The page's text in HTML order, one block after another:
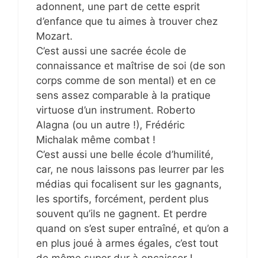
adonnent, une part de cette esprit
d’enfance que tu aimes à trouver chez
Mozart.
C’est aussi une sacrée école de
connaissance et maîtrise de soi (de son
corps comme de son mental) et en ce
sens assez comparable à la pratique
virtuose d’un instrument. Roberto
Alagna (ou un autre !), Frédéric
Michalak même combat !
C’est aussi une belle école d’humilité,
car, ne nous laissons pas leurrer par les
médias qui focalisent sur les gagnants,
les sportifs, forcément, perdent plus
souvent qu’ils ne gagnent. Et perdre
quand on s’est super entraîné, et qu’on a
en plus joué à armes égales, c’est tout